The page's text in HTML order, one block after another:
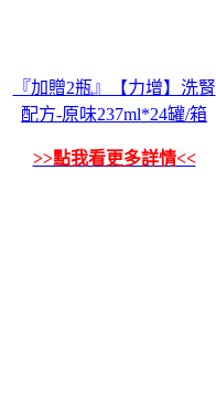
『加贈2瓶』【力增】洗腎
配方-原味237ml*24罐/箱
>>點我看更多詳情<<